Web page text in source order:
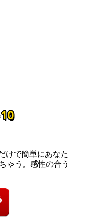
けで簡単にあなた
ゃう。感性の合う